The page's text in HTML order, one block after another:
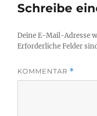
Schreibe
Deine E-Mail-Adresse
Erforderliche Felder
KOMMENTAR *